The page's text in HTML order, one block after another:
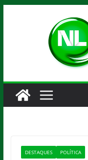
DESTAQUES POLÍTICA